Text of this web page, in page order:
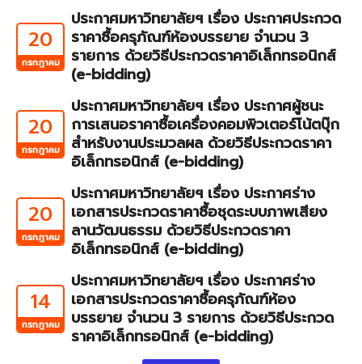
20
กรกฎาคม
ประกาศมหาวิทยาลัยฯ เรื่อง ประกาศประกวด
ราคาซื้อครุภัณฑ์ห้องบรรยาย จำนวน 3
รายการ ด้วยวิธีประกวดราคาอิเล็กทรอนิกส์
(e-bidding)
20
กรกฎาคม
ประกาศมหาวิทยาลัยฯ เรื่อง ประกาศผู้ชนะ
การเสนอราคาซื้อเครื่องคอมพิวเตอร์โน้ตบุ๊ก
สำหรับงานประมวลผล ด้วยวิธีประกวดราคา
อิเล็กทรอนิกส์ (e-bidding)
20
กรกฎาคม
ประกาศมหาวิทยาลัยฯ เรื่อง ประกาศร่าง
เอกสารประกวดราคาซื้อชุดระบบภาพเสียง
ลานวัฒนธรรม ด้วยวิธีประกวดราคา
อิเล็กทรอนิกส์ (e-bidding)
14
กรกฎาคม
ประกาศมหาวิทยาลัยฯ เรื่อง ประกาศร่าง
เอกสารประกวดราคาซื้อครุภัณฑ์ห้อง
บรรยาย จำนวน 3 รายการ ด้วยวิธีประกวด
ราคาอิเล็กทรอนิกส์ (e-bidding)